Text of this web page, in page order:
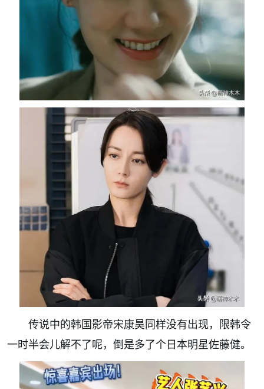
传说中的韩国影帝宋康昊同样没有出现，限韩令
一时半会儿解不了呢，倒是多了个日本明星佐藤健。